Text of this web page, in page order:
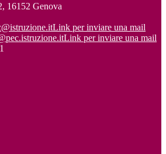
16152 Genova
Link per inviare una mail
Link per inviare una mail